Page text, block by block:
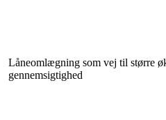
Låneomlægning som vej til større
gennemsigtighed